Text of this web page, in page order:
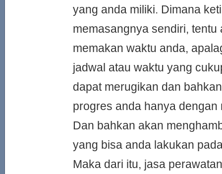
yang anda miliki. Dimana
memasangnya sendiri, tentu
memakan waktu anda,
jadwal atau waktu yang
dapat merugikan dan
progres anda hanya dengan
Dan bahkan akan
yang bisa anda lakukan
Maka dari itu, jasa